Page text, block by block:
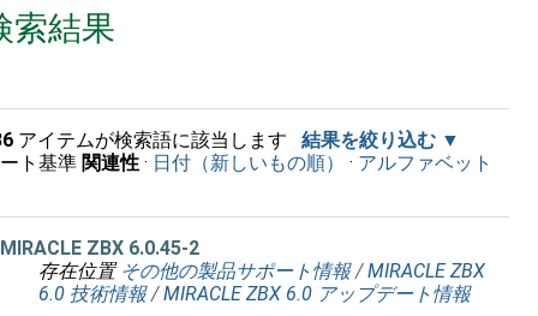
索結果
アイテムが検索語に該当します
結果を絞り込む
ト基準 関連性 · 日付（新しいもの順） · アルファベット
MIRACLE ZBX 6.0.45-2
存在位置 その他の製品サポート情報 /MIRACLE ZBX
6.0 技術情報 /MIRACLE ZBX 6.0 アップデート情報